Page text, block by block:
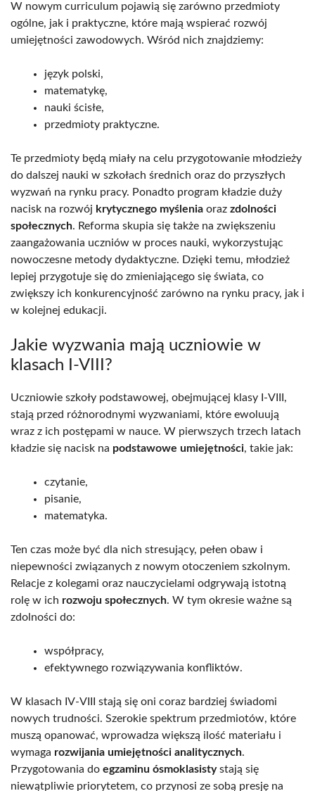
W nowym curriculum pojawią się zarówno przedmioty
ogólne, jak i praktyczne, które mają wspierać rozwój
umiejętności zawodowych. Wśród nich znajdziemy:
język polski,
matematykę,
nauki ścisłe,
przedmioty praktyczne.
Te przedmioty będą miały na celu przygotowanie młodzieży
do dalszej nauki w szkołach średnich oraz do przyszłych
wyzwań na rynku pracy. Ponadto program kładzie duży
nacisk na rozwój krytycznego myślenia oraz zdolności
społecznych. Reforma skupia się także na zwiększeniu
zaangażowania uczniów w proces nauki, wykorzystując
nowoczesne metody dydaktyczne. Dzięki temu, młodzież
lepiej przygotuje się do zmieniającego się świata, co
zwiększy ich konkurencyjność zarówno na rynku pracy, jak i
w kolejnej edukacji.
Jakie wyzwania mają uczniowie w
klasach I-VIII?
Uczniowie szkoły podstawowej, obejmującej klasy I-VIII,
stają przed różnorodnymi wyzwaniami, które ewoluują
wraz z ich postępami w nauce. W pierwszych trzech latach
kładzie się nacisk na podstawowe umiejętności, takie jak:
czytanie,
pisanie,
matematyka.
Ten czas może być dla nich stresujący, pełen obaw i
niepewności związanych z nowym otoczeniem szkolnym.
Relacje z kolegami oraz nauczycielami odgrywają istotną
rolę w ich rozwoju społecznych. W tym okresie ważne są
zdolności do:
współpracy,
efektywnego rozwiązywania konfliktów.
W klasach IV-VIII stają się oni coraz bardziej świadomi
nowych trudności. Szerokie spektrum przedmiotów, które
muszą opanować, wprowadza większą ilość materiału i
wymaga rozwijania umiejętności analitycznych.
Przygotowania do egzaminu ósmoklasistystają się
niewątpliwie priorytetem, co przynosi ze sobą presję na